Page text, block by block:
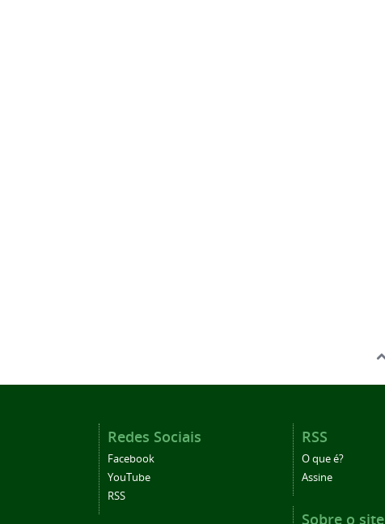
Redes Sociais
Facebook
YouTube
RSS
RSS
O que é?
Assine
Sobre o site